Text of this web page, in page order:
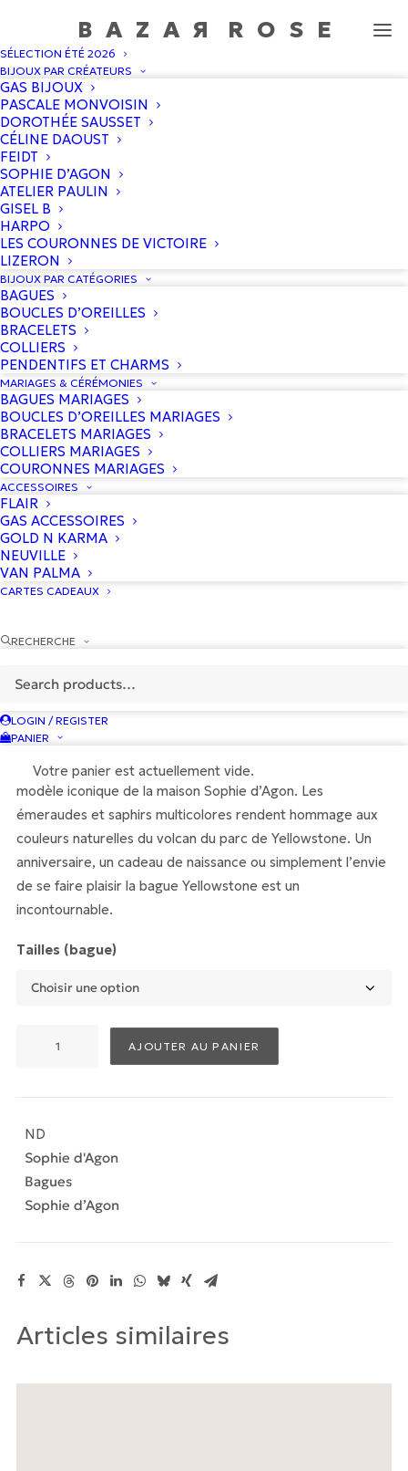
BAZA R ROS E
SÉLECTION ÉTÉ 2026
BIJOUX PAR CRÉATEURS
GAS BIJOUX
PASCALE MONVOISIN
DOROTHÉE SAUSSET
CÉLINE DAOUST
FEIDT
SOPHIE D’AGON
ATELIER PAULIN
GISEL B
HARPO
LES COURONNES DE VICTOIRE
LIZERON
BIJOUX PAR CATÉGORIES
BAGUES
BOUCLES D’OREILLES
BRACELETS
COLLIERS
PENDENTIFS ET CHARMS
MARIAGES & CÉRÉMONIES
BAGUES MARIAGES
BOUCLES D’OREILLES MARIAGES
BRACELETS MARIAGES
COLLIERS MARIAGES
COURONNES MARIAGES
ACCESSOIRES
FLAIR
GAS ACCESSOIRES
GOLD N KARMA
NEUVILLE
VAN PALMA
CARTES CADEAUX
RECHERCHE
LOGIN / REGISTER
PANIER
Votre panier est actuellement vide.
Yellowstone Bague 1 Verte
Accueil/Boutique/ Sophie d'Agon
1095€
Explosive et radieuse, la bague Yellowstone Verte est le
modèle iconique de la maison Sophie d’Agon. Les
émeraudes et saphirs multicolores rendent hommage aux
couleurs naturelles du volcan du parc de Yellowstone. Un
anniversaire, un cadeau de naissance ou simplement l’envie
de se faire plaisir la bague Yellowstone est un
incontournable.
Tailles (bague)
Verte
AJOUTER AU PANIER
ND
Sophie d'Agon
Bagues
Sophie d’Agon
Articles similaires